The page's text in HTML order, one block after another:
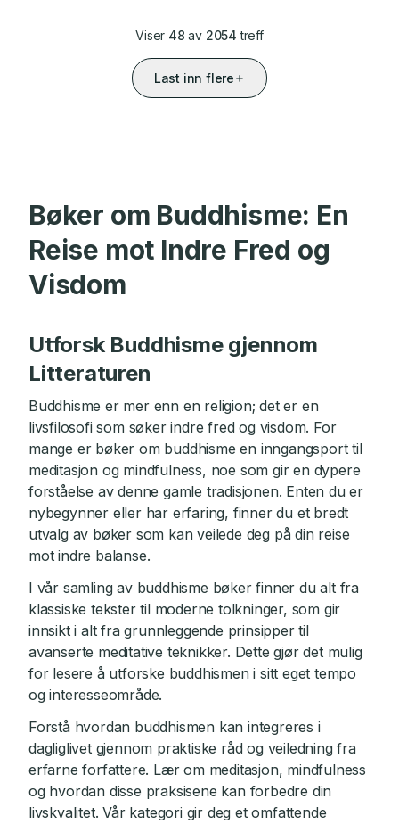
Viser 48 av 2054 treff
Last inn flere
Bøker om Buddhisme: En
Reise mot Indre Fred og
Visdom
Utforsk Buddhisme gjennom
Litteraturen
Buddhisme er mer enn en religion; det er en
livsfilosofi som søker indre fred og visdom. For
mange er bøker om buddhisme en inngangsport til
meditasjon og mindfulness, noe som gir en dypere
forståelse av denne gamle tradisjonen. Enten du er
nybegynner eller har erfaring, finner du et bredt
utvalg av bøker som kan veilede deg på din reise
mot indre balanse.
I vår samling av buddhisme bøker finner du alt fra
klassiske tekster til moderne tolkninger, som gir
innsikt i alt fra grunnleggende prinsipper til
avanserte meditative teknikker. Dette gjør det mulig
for lesere å utforske buddhismen i sitt eget tempo
og interesseområde.
Forstå hvordan buddhismen kan integreres i
dagliglivet gjennom praktiske råd og veiledning fra
erfarne forfattere. Lær om meditasjon, mindfulness
og hvordan disse praksisene kan forbedre din
livskvalitet. Vår kategori gir deg et omfattende